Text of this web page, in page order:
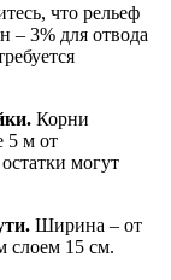
что рельеф
– 3% для отвода
Корни
5 м от
могут
Ширина – от
слоем 15 см.